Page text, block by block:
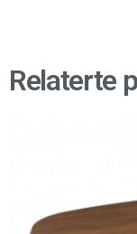
Relaterte